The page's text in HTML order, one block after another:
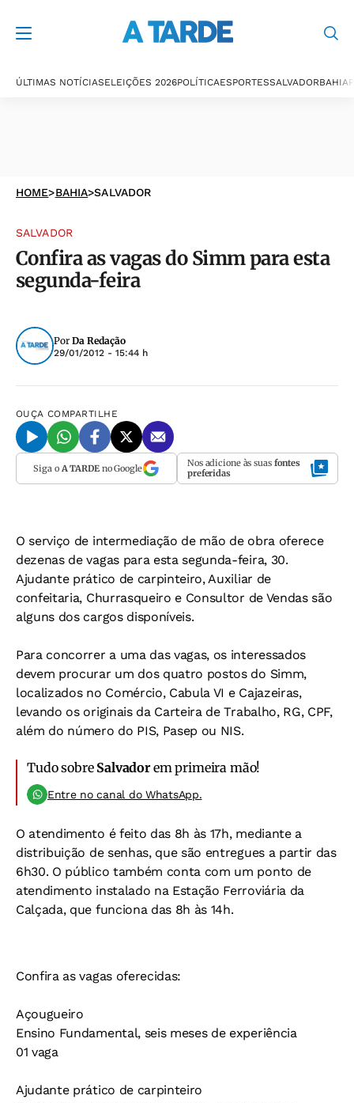
ÚLTIMAS NOTÍCIASELEIÇÕES 2026POLÍTICAESPORTESSALVADORBAHIA
HOME>BAHIA>SALVADOR
SALVADOR
Confira as vagas do Simm para esta
segunda-feira
Por Da Redação
29/01/2012 - 15:44 h
OUÇA COMPARTILHE
Siga o A TARDEno Google Nos adicione às suas fontes
preferidas
O serviço de intermediação de mão de obra oferece
dezenas de vagas para esta segunda-feira, 30.
Ajudante prático de carpinteiro, Auxiliar de
confeitaria, Churrasqueiro e Consultor de Vendas são
alguns dos cargos disponíveis.
Para concorrer a uma das vagas, os interessados
devem procurar um dos quatro postos do Simm,
localizados no Comércio, Cabula VI e Cajazeiras,
levando os originais da Carteira de Trabalho, RG, CPF,
além do número do PIS, Pasep ou NIS.
Tudo sobre Salvadorem primeira mão!
Entre no canal do WhatsApp.
O atendimento é feito das 8h às 17h, mediante a
distribuição de senhas, que são entregues a partir das
6h30. O público também conta com um ponto de
atendimento instalado na Estação Ferroviária da
Calçada, que funciona das 8h às 14h.
Confira as vagas oferecidas:
Açougueiro
Ensino Fundamental, seis meses de experiência
01 vaga
Ajudante prático de carpinteiro